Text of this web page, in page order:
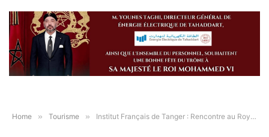
Home » Tourisme » Institut Français de Tanger : Rencontre au Royaume des Tigres